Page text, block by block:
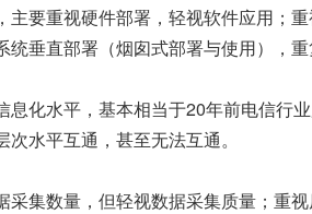
主要重视硬件部署，轻视软件应用；
统垂直部署（烟囱式部署与使用），
息化水平，基本相当于20年前电信行
水平互通，甚至无法互通。
采集数量，但轻视数据采集质量；重